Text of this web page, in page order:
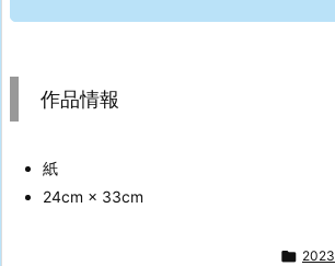
作品情報
紙
24cm × 33cm
 2023